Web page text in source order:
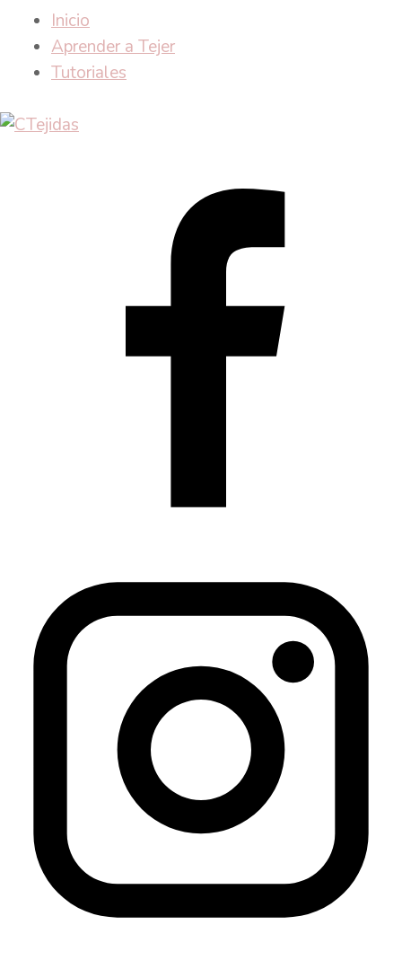
Inicio
Aprender a Tejer
Tutoriales